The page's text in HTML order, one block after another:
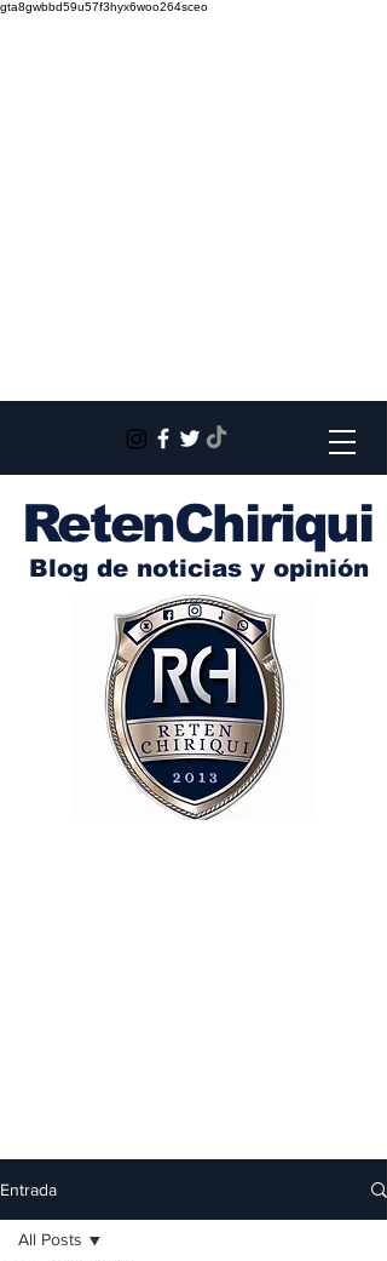
gta8gwbbd59u57f3hyx6woo264sceo
RetenChiriqui
Blog de noticias y opinión
Entrada
All Posts